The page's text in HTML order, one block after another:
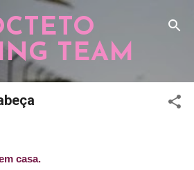
o conteúdo principal
TEAM
casa.